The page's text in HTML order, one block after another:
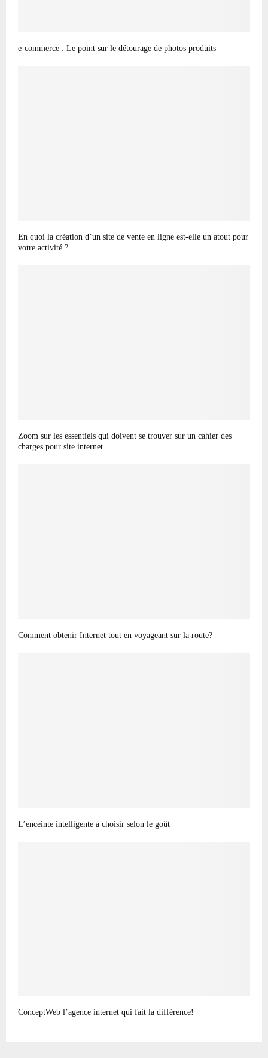
e-commerce : Le point sur le détourage de photos produits
En quoi la création d’un site de vente en ligne est-elle un atout pour
votre activité ?
Zoom sur les essentiels qui doivent se trouver sur un cahier des
charges pour site internet
Comment obtenir Internet tout en voyageant sur la route?
L’enceinte intelligente à choisir selon le goût
ConceptWeb l’agence internet qui fait la différence!